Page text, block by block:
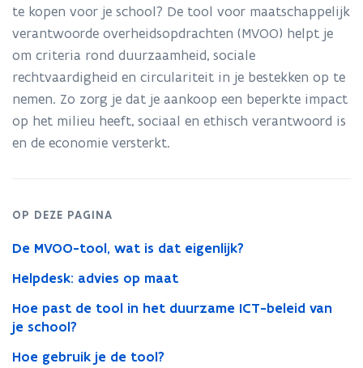
duurzaamheidscriteria
voor
overheidsopdrachten
te kopen voor je school? De tool voor maatschappelijk
verantwoorde overheidsopdrachten (MVOO) helpt je
om criteria rond duurzaamheid, sociale
rechtvaardigheid en circulariteit in je bestekken op te
nemen. Zo zorg je dat je aankoop een beperkte impact
op het milieu heeft, sociaal en ethisch verantwoord is
en de economie versterkt.
OP DEZE PAGINA
De MVOO-tool, wat is dat eigenlijk?
Helpdesk: advies op maat
Hoe past de tool in het duurzame ICT-beleid van
je school?
Hoe gebruik je de tool?